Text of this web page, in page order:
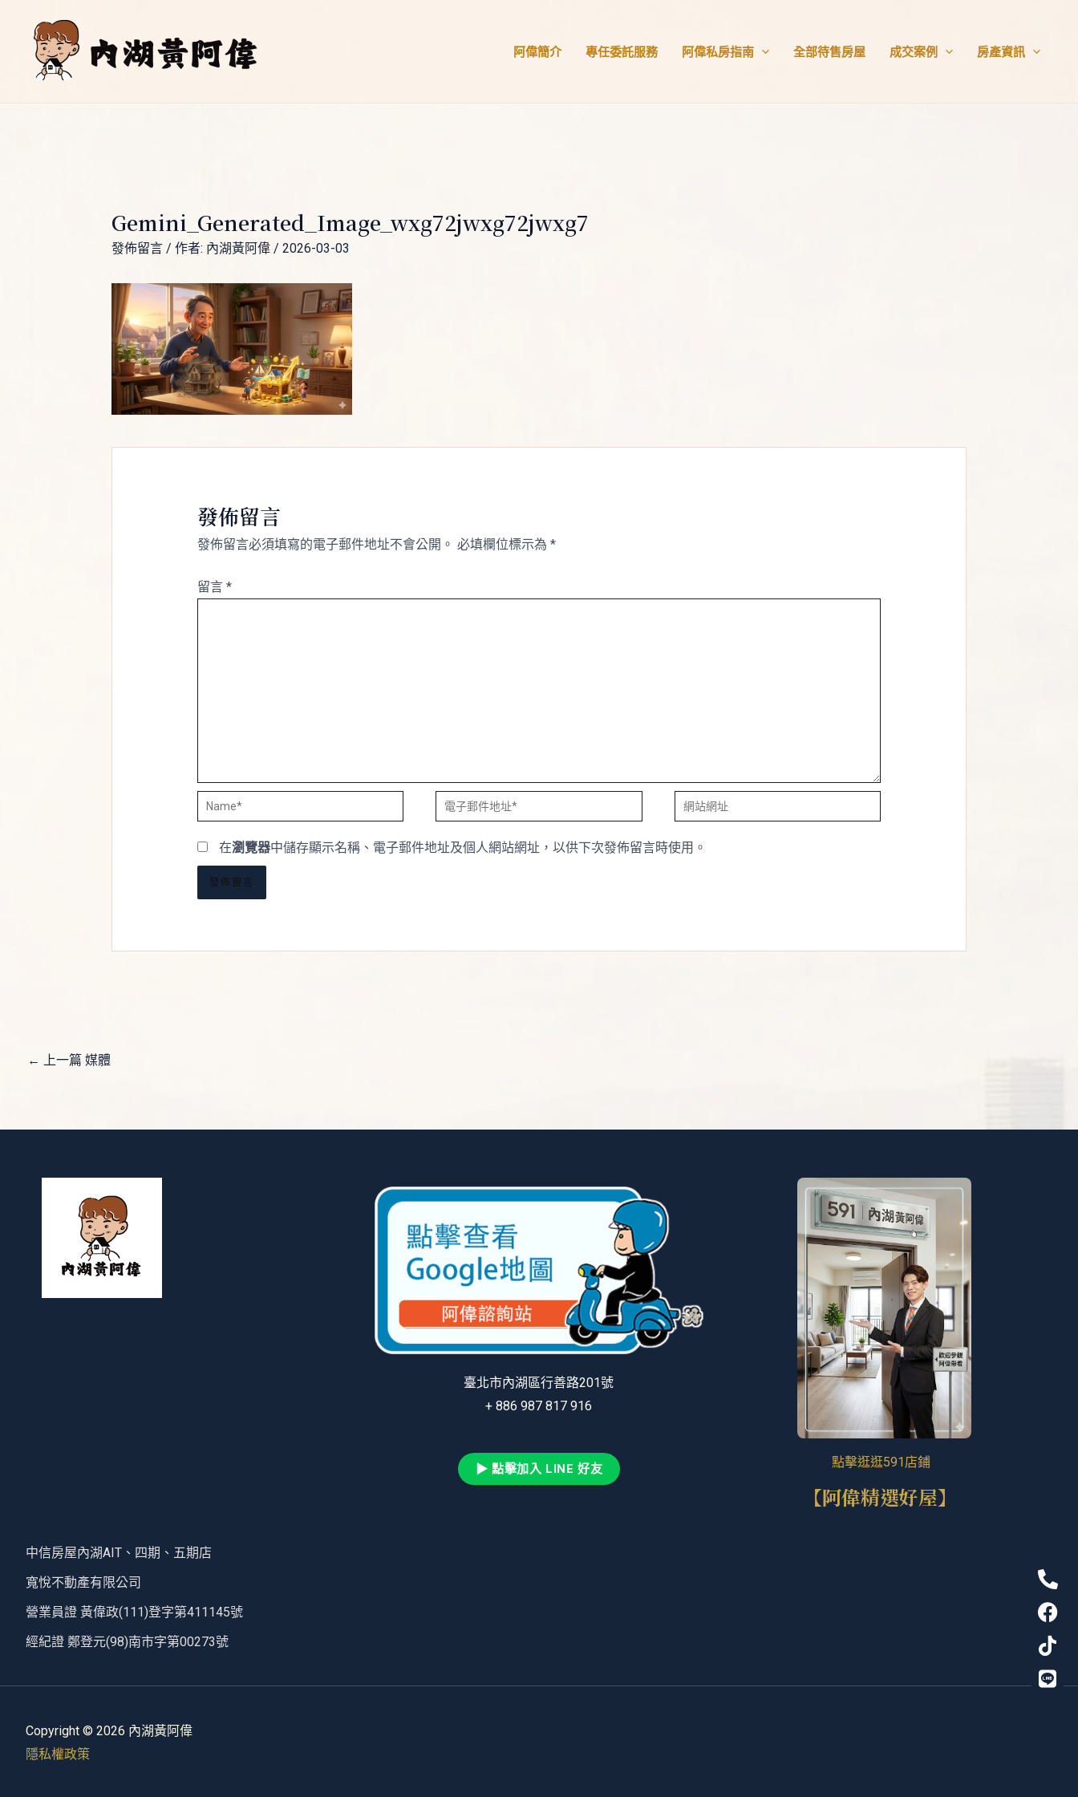
阿偉簡介 專任委託服務 阿偉私房指南 全部待售房屋 成交案例 房產資訊
Gemini_Generated_Image_wxg72jwxg72jwxg7
發佈留言 / 作者: 內湖黃阿偉 / 2026-03-03
發佈留言
發佈留言必須填寫的電子郵件地址不會公開。 必填欄位標示為*
留言*
Name*
電
子
郵
網
站
網
在瀏覽器中儲存顯示名稱、電子郵件地址及個人網站網址，以供下次發佈留言時使用。
navigation
← 上一篇 媒體
h
o
n
e
-
a
a
c
e
b
o
o
i
k
t
o
k
i
n
e
臺北市內湖區行善路201號
+ 886 987 817 916
▶ 點擊加入 LINE 好友 點擊逛逛591店鋪
【阿偉精選好屋】
中信房屋內湖AIT、四期、五期店
寬悅不動產有限公司
營業員證 黃偉政(111)登字第411145號
經紀證 鄭登元(98)南市字第00273號
Copyright © 2026 內湖黃阿偉
隱私權政策